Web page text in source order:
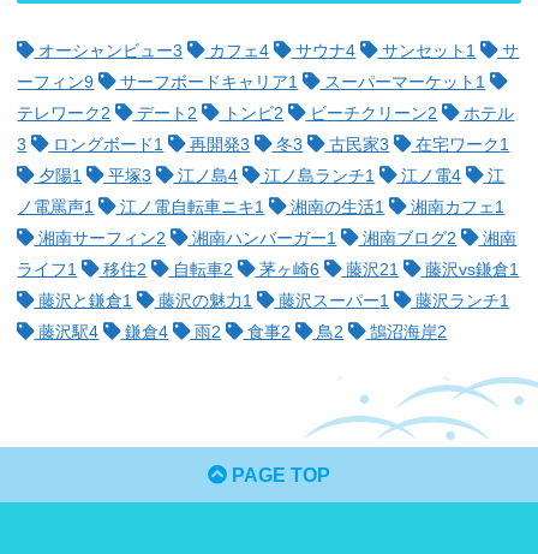
オーシャンビュー3 カフェ4 サウナ4 サンセット 1
サ
ーフィン9 サーフボードキャリア1 スーパーマーケット 1
テレワーク2 デート 2 トンビ2 ビーチクリーン2
ホテル
3
ロングボード1 再開発3 冬3 古民家3 在宅ワーク1
夕陽1 平塚3 江ノ島4 江ノ島ランチ1 江ノ電4
江
ノ電罵声1 江ノ電自転車ニキ1 湘南の生活1 湘南カフェ 1
湘南サーフィン2 湘南ハンバーガー1 湘南ブログ2
湘南
ライフ1 移住2 自転車2 茅ヶ崎6 藤沢21 藤沢vs鎌倉1
藤沢と鎌倉1 藤沢の魅力1 藤沢スーパー1 藤沢ランチ1
藤沢駅4 鎌倉4 雨2 食事2 鳥2 鵠沼海岸2
PAGE TOP